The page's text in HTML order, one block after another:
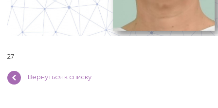
27
Вернуться к списку